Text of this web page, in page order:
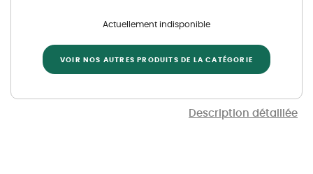
Description détaillée
Actuellement indisponible
VOIR NOS AUTRES PRODUITS DE LA CATÉGORIE